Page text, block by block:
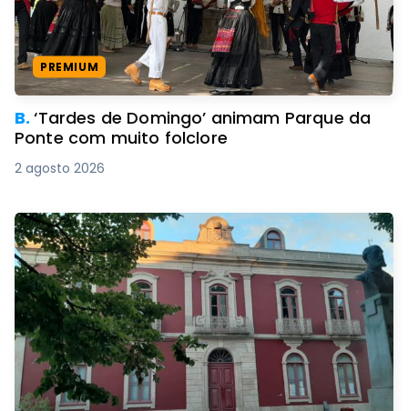
PREMIUM
B.‘Tardes de Domingo’ animam Parque da
Ponte com muito folclore
2 agosto 2026